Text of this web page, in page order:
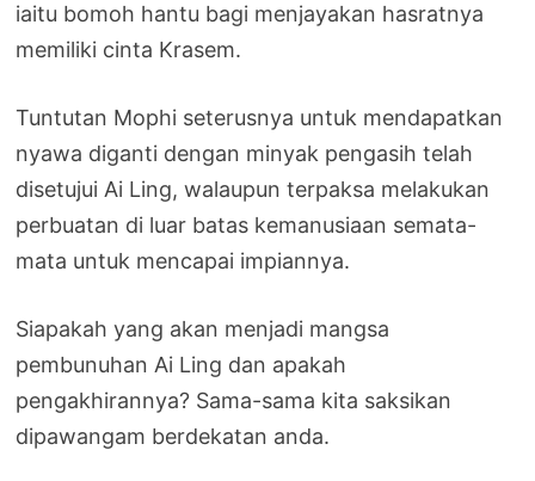
iaitu bomoh hantu bagi menjayakan hasratnya
memiliki cinta Krasem.
Tuntutan Mophi seterusnya untuk mendapatkan
nyawa diganti dengan minyak pengasih telah
disetujui Ai Ling, walaupun terpaksa melakukan
perbuatan di luar batas kemanusiaan semata-
mata untuk mencapai impiannya.
Siapakah yang akan menjadi mangsa
pembunuhan Ai Ling dan apakah
pengakhirannya? Sama-sama kita saksikan
dipawangam berdekatan anda.